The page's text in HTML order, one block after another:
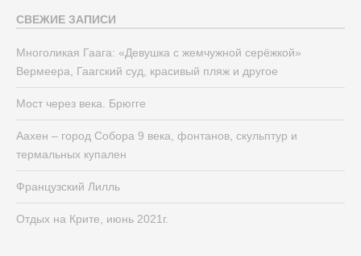
СВЕЖИЕ ЗАПИСИ
Многоликая Гаага: «Девушка с жемчужной серёжкой»
Вермеера, Гаагский суд, красивый пляж и другое
Мост через века. Брюгге
Аахен – город Собора 9 века, фонтанов, скульптур и
термальных купален
Французский Лилль
Отдых на Крите, июнь 2021г.